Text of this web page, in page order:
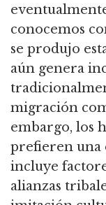
conocemos
se produjo
aún genera
migración
embargo, los
prefieren una
incluye
alianzas